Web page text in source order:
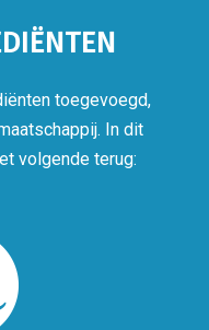
toegevoegd,
In dit
volgende terug: